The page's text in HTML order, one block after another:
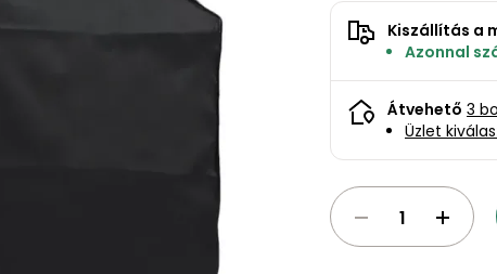
Kiszállítás a
Azonnal
Átvehető 3
Üzlet